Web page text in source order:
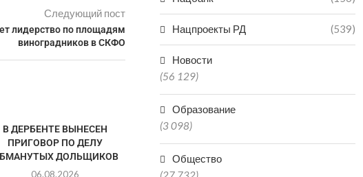
Следующий пост
лидерство по площадям
виноградников в СКФО
В ДЕРБЕНТЕ ВЫНЕСЕН
ПРИГОВОР ПО ДЕЛУ
ДОЛЬЩИКОВ
06.08.2026
Нацпроекты РД (539)
Новости
(56 129)
Образование
(3 098)
Общество